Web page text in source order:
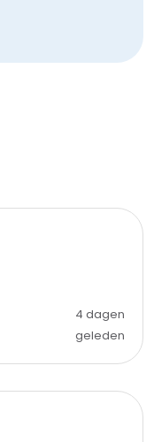
4 dagen
geleden